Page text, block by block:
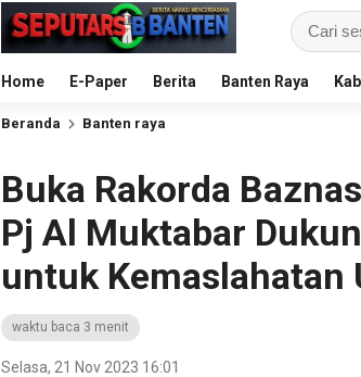
Home E-Paper Berita Banten Raya
Beranda Banten raya
Buka Rakorda
Pj Al Muktabar
untuk Kemaslahatan
waktu baca 3 menit
Selasa, 21 Nov 2023 16:01